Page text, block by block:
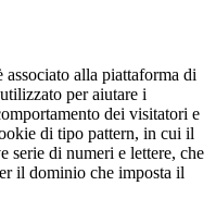
alla piattaforma di
per aiutare i
dei visitatori e
di tipo pattern, in cui il
serie di numeri e lettere, che
il dominio che imposta il